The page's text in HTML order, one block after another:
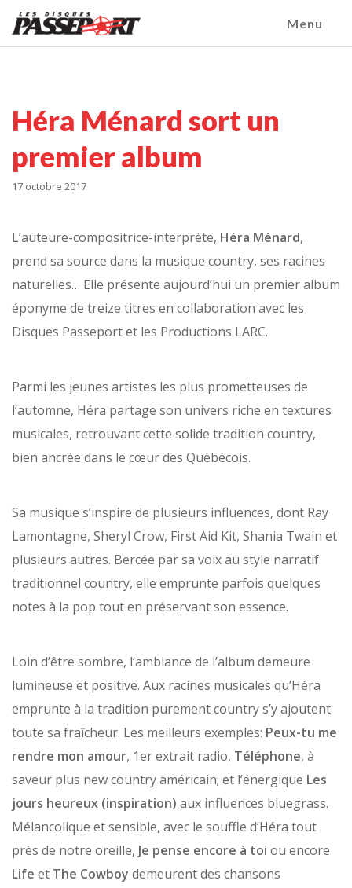
Menu
Héra Ménard sort un
premier album
17 octobre 2017
L’auteure-compositrice-interprète, Héra Ménard,
prend sa source dans la musique country, ses racines
naturelles… Elle présente aujourd’hui un premier album
éponyme de treize titres en collaboration avec les
Disques Passeport et les Productions LARC.
Parmi les jeunes artistes les plus prometteuses de
l’automne, Héra partage son univers riche en textures
musicales, retrouvant cette solide tradition country,
bien ancrée dans le cœur des Québécois.
Sa musique s’inspire de plusieurs influences, dont Ray
Lamontagne, Sheryl Crow, First Aid Kit, Shania Twain et
plusieurs autres. Bercée par sa voix au style narratif
traditionnel country, elle emprunte parfois quelques
notes à la pop tout en préservant son essence.
Loin d’être sombre, l’ambiance de l’album demeure
lumineuse et positive. Aux racines musicales qu’Héra
emprunte à la tradition purement country s’y ajoutent
toute sa fraîcheur. Les meilleurs exemples: Peux-tu me
rendre mon amour, 1er extrait radio, Téléphone, à
saveur plus new country américain; et l’énergique Les
jours heureux (inspiration) aux influences bluegrass.
Mélancolique et sensible, avec le souffle d’Héra tout
près de notre oreille, Je pense encore à toi ou encore
Life et The Cowboy demeurent des chansons